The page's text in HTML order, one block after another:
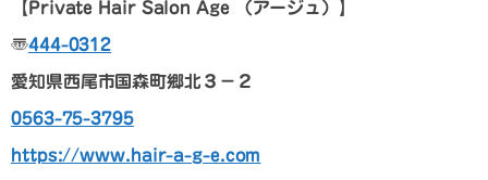
【Private Hair Salon Age （アージュ） 】
〠444-0312
愛知県西尾市国森町郷北３－２
0563-75-3795
https://www.hair-a-g-e.com